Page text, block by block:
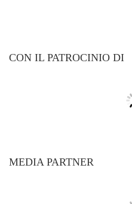
CON IL PATROCINIO DI
MEDIA PARTNER